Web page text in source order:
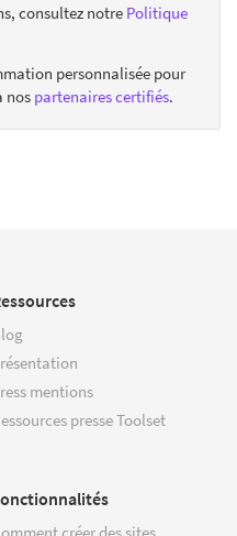
consultez notre Politique
personnalisée pour
nos partenaires certifiés.
mentions
presse Toolset
créer des sites